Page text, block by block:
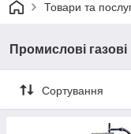
Товари та
Промислові газові
Сортування